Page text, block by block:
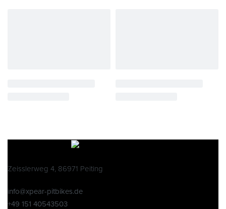
Zeisslerweg 4, 86971 Peiting
info@xpear-pitbikes.de
+49 151 40543503